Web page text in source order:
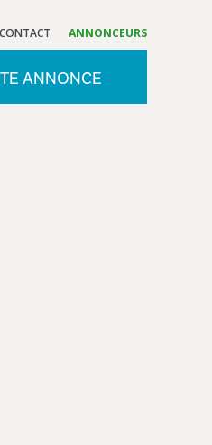
CONTACT ANNONCEURS
ANNONCE